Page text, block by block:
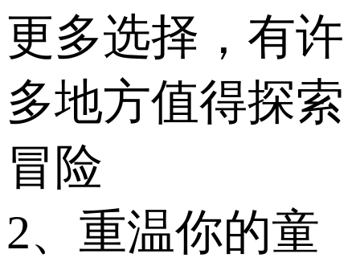
更多选择，有许
多地方值得探索
冒险
2、重温你的童